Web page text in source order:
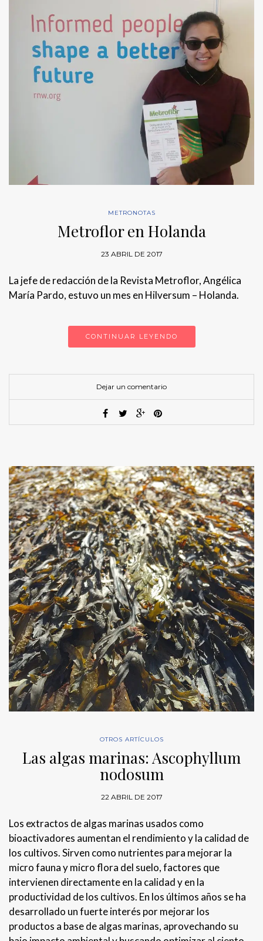
METRONOTAS
Metroflor en Holanda
23 ABRIL DE 2017
La jefe de redacción de la Revista Metroflor, Angélica
María Pardo, estuvo un mes en Hilversum – Holanda.
CONTINUAR LEYENDO
Dejar un comentario
OTROS ARTÍCULOS
Las algas marinas: Ascophyllum
nodosum
22 ABRIL DE 2017
Los extractos de algas marinas usados como
bioactivadores aumentan el rendimiento y la calidad de
los cultivos. Sirven como nutrientes para mejorar la
micro fauna y micro flora del suelo, factores que
intervienen directamente en la calidad y en la
productividad de los cultivos. En los últimos años se ha
desarrollado un fuerte interés por mejorar los
productos a base de algas marinas, aprovechando su